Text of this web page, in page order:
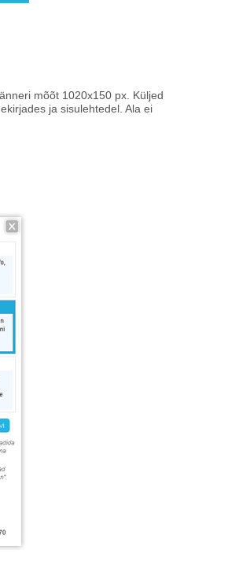
mõõt 1020x150 px. Küljed
ja sisulehtedel. Ala ei